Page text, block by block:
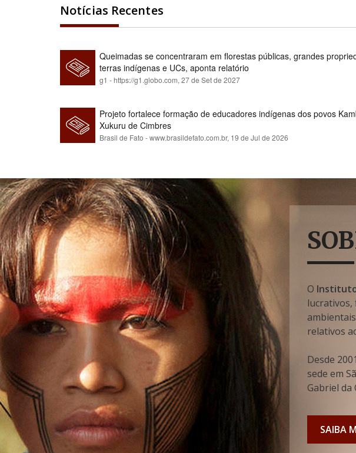
Notícias Recentes
Queimadas se concentraram em florestas públicas, grandes
terras indígenas e UCs, aponta relatório
g1 - https://g1.globo.com, 27 de Set de 2027
Projeto fortalece formação de educadores indígenas dos povos
Xukuru de Cimbres
Brasil de Fato - www.brasildefato.com.br, 19 de Jul de 2026
O
lucrativos,
relativos
Desde
sede em
Gabriel da
SAIBA